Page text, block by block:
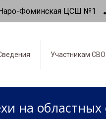
Фоминская ЦСШ №1
Участникам СВО
на